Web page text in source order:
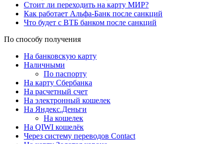
Стоит ли переходить на карту МИР?
Как работает Альфа-Банк после санкций
Что будет с ВТБ банком после санкций
По способу получения
На банковскую карту
Наличными
По паспорту
На карту Сбербанка
На расчетный счет
На электронный кошелек
На Яндекс.Деньги
На кошелек
На QIWI кошелёк
Через систему переводов Contact